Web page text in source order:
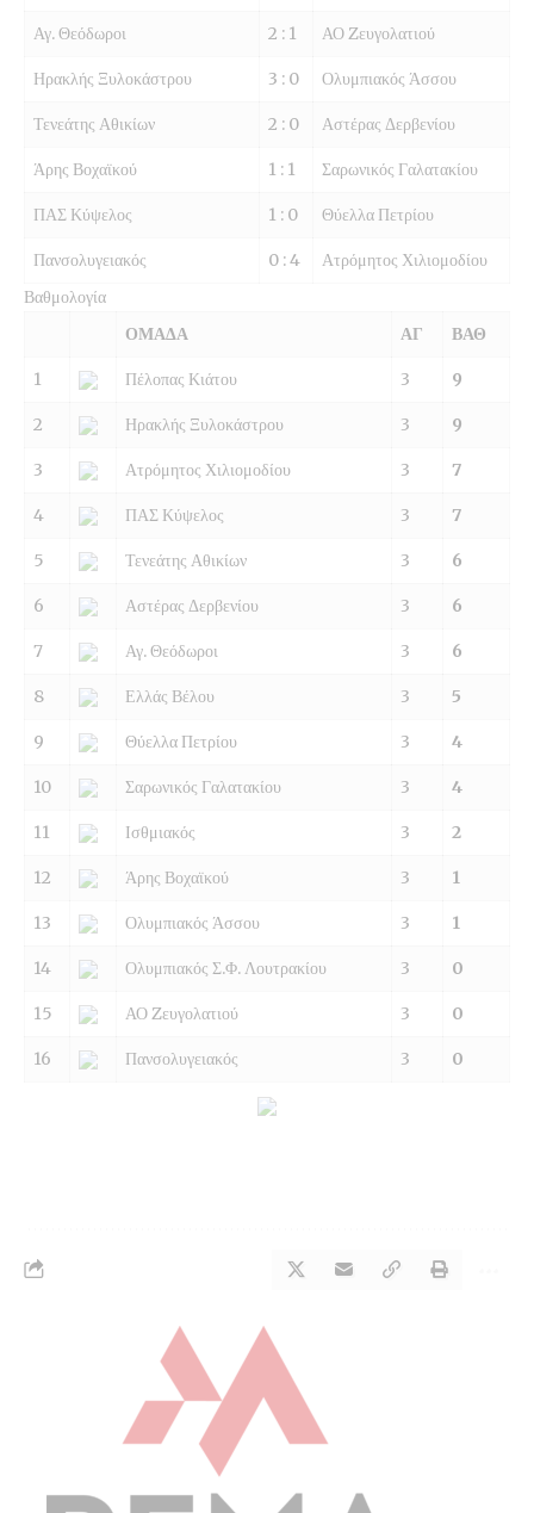
Αγ. Θεόδωροι 2 : 1 ΑΟ Zευγολατιού
Ηρακλής Ξυλοκάστρου 3 : 0 Ολυμπιακός Άσσου
Τενεάτης Αθικίων 2 : 0 Αστέρας Δερβενίου
Άρης Βοχαϊκού 1 : 1 Σαρωνικός Γαλατακίου
ΠΑΣ Κύψελος 1 : 0 Θύελλα Πετρίου
Πανσολυγειακός 0 : 4
Ατρόμητος Χιλιομοδίου
Βαθμολογία
ΟΜΑΔΑ
ΑΓ ΒΑΘ
1 Πέλοπας Κιάτου 3 9
2 Ηρακλής Ξυλοκάστρου 3 9
3 Ατρόμητος Χιλιομοδίου 3 7
4 ΠΑΣ Κύψελος 3 7
5 Τενεάτης Αθικίων 3 6
6 Αστέρας Δερβενίου 3 6
7 Αγ. Θεόδωροι 3 6
8 Ελλάς Βέλου 3 5
9 Θύελλα Πετρίου 3 4
10 Σαρωνικός Γαλατακίου 3 4
11 Ισθμιακός 3 2
12 Άρης Βοχαϊκού 3 1
13 Ολυμπιακός Άσσου 3 1
14 Ολυμπιακός Σ.Φ. Λουτρακίου 3 0
15 ΑΟ Zευγολατιού 3 0
16 Πανσολυγειακός 3 0